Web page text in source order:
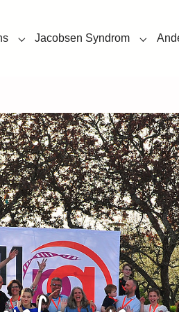
Submenu for "Über uns"
Jacobsen Syndrom